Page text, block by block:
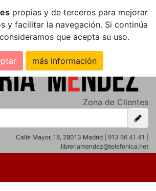
propias y de terceros para mejorar
y facilitar la navegación. Si continúa
que acepta su uso.
más información
Zona de Clientes
Calle Mayor, 18, 28013 Madrid | 913 66 41 41
libreriamendez@telefonica.net